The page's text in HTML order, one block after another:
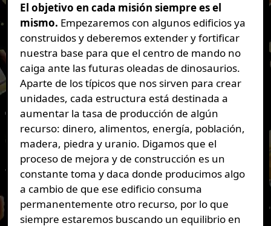
El objetivo en cada misión siempre es el
mismo. Empezaremos con algunos edificios ya
construidos y deberemos extender y fortificar
nuestra base para que el centro de mando no
caiga ante las futuras oleadas de dinosaurios.
Aparte de los típicos que nos sirven para crear
unidades, cada estructura está destinada a
aumentar la tasa de producción de algún
recurso: dinero, alimentos, energía, población,
madera, piedra y uranio. Digamos que el
proceso de mejora y de construcción es un
constante toma y daca donde producimos algo
a cambio de que ese edificio consuma
permanentemente otro recurso, por lo que
siempre estaremos buscando un equilibrio en